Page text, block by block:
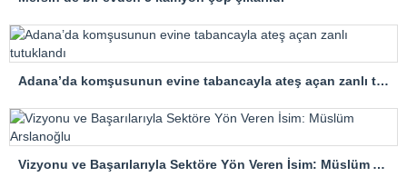
Adana’da komşusunun evine tabancayla ateş açan zanlı tutuklandı
Vizyonu ve Başarılarıyla Sektöre Yön Veren İsim: Müslüm Arslanoğlu